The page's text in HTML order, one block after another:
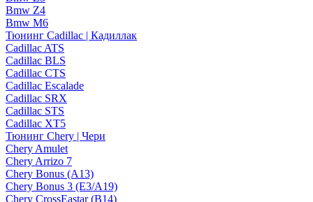
Bmw Z4
Bmw М6
Тюнинг Cadillac | Кадиллак
Cadillac ATS
Cadillac BLS
Cadillac CTS
Cadillac Escalade
Cadillac SRX
Cadillac STS
Cadillac XT5
Тюнинг Chery | Чери
Chery Amulet
Chery Arrizo 7
Chery Bonus (A13)
Chery Bonus 3 (E3/A19)
Chery CrossEastar (B14)